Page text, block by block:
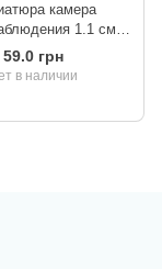
камера
1.1 cм
Серая
59.0 грн
в наличии